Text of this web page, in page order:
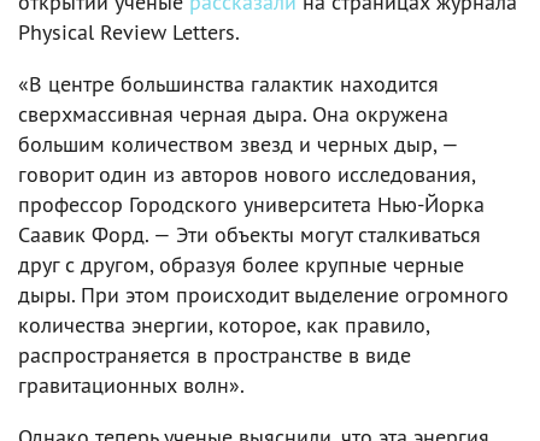
Physical Review Letters.
«В центре большинства галактик находится
сверхмассивная черная дыра. Она окружена
большим количеством звезд и черных дыр, —
говорит один из авторов нового исследования,
профессор Городского университета Нью-Йорка
Саавик Форд. — Эти объекты могут сталкиваться
друг с другом, образуя более крупные черные
дыры. При этом происходит выделение огромного
количества энергии, которое, как правило,
распространяется в пространстве в виде
гравитационных волн».